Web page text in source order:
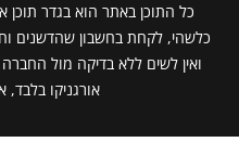
כל התוכן באתר הוא בגדר תוכן
כלשהי, לקחת בחשבון שהדשנים
ואין לשים ללא בדיקה מול
אורגניקו